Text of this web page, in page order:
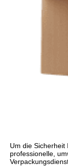
Um die Sicherheit
professionelle,